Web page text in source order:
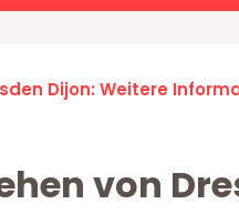
Dijon: Weitere
von